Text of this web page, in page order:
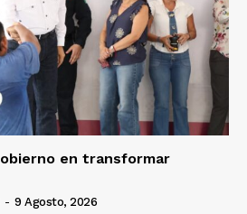
en transformar
- 9 Agosto, 2026